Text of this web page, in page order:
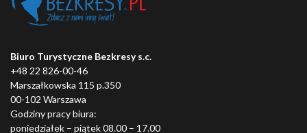
Biuro Turystyczne Bezkresy s.c.
+48 22 826-00-46
Marszałkowska 115 p.350
00-102 Warszawa
Godziny pracy biura:
poniedziałek – piątek 08.00 – 17.00